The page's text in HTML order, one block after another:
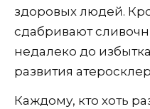
здоровых людей.
сдабривают
недалеко до
развития
Каждому, кто хоть